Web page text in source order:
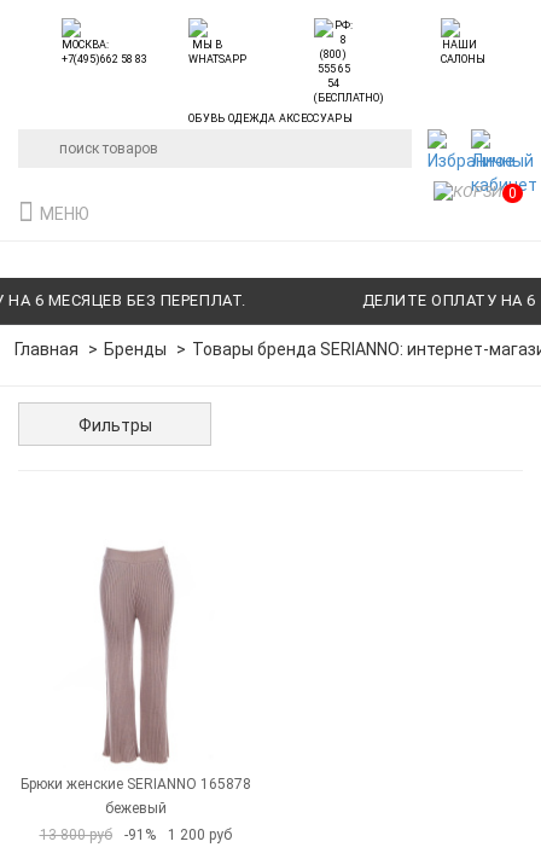
6 МЕСЯЦЕВ БЕЗ ПЕРЕПЛАТ. ДЕЛИТЕ ОПЛАТУ НА 6
ОБУВЬ ОДЕЖДА АКСЕССУАРЫ
МЕНЮ
0
Главная Бренды Товары бренда SERIANNO: интернет-
Фильтры
Брюки женские SERIANNO 165878
бежевый
13 800 руб
-91% 1 200 руб